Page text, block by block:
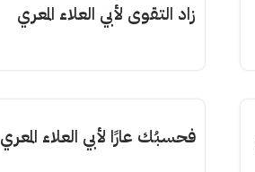
زاد التقوى لأبي العلاء المعري
فحسبُك عارًا لأبي العلاء المعري